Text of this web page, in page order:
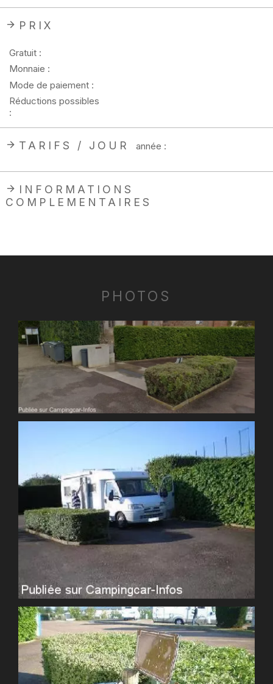
PRIX
Gratuit :
Monnaie :
Mode de paiement :
Réductions possibles
:
TARIFS / JOUR année :
INFORMATIONS
COMPLEMENTAIRES
PHOTOS